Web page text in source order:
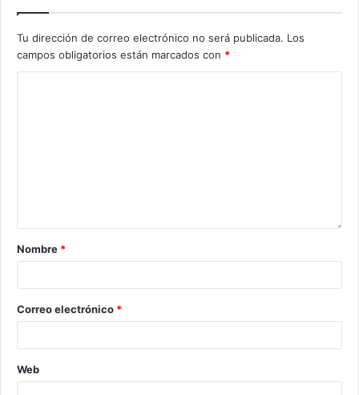
Tu dirección de correo electrónico no será publicada. Los
campos obligatorios están marcados con *
Nombre *
Correo electrónico *
Web